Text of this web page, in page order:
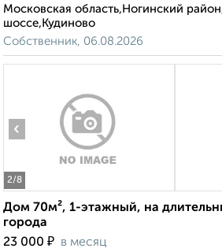
Московская область,Ногинский
шоссе,Кудиново
Собственник, 06.08.2026
2/8
‹
Дом 70м², 1-этажный, на
города
23 000 ₽ в месяц